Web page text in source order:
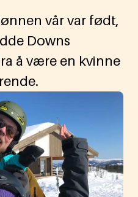
vår var født,
Downs
å være en kvinne